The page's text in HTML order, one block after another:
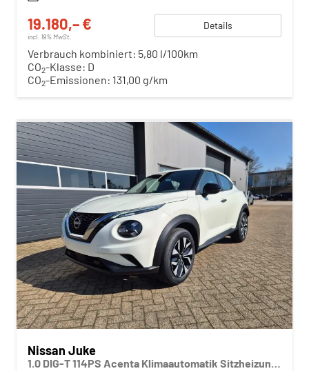
19.180,– €
incl. 19% MwSt.
Details
Verbrauch kombiniert: 5,80 l/100km
CO2-Klasse: D
CO2-Emissionen: 131,00 g/km
Nissan Juke
1.0 DIG-T 114PS Acenta Klimaautomatik Sitzheizung Rückf.Kamera Bluetooth Touchscreen wireless Apple CarPlay Android Auto